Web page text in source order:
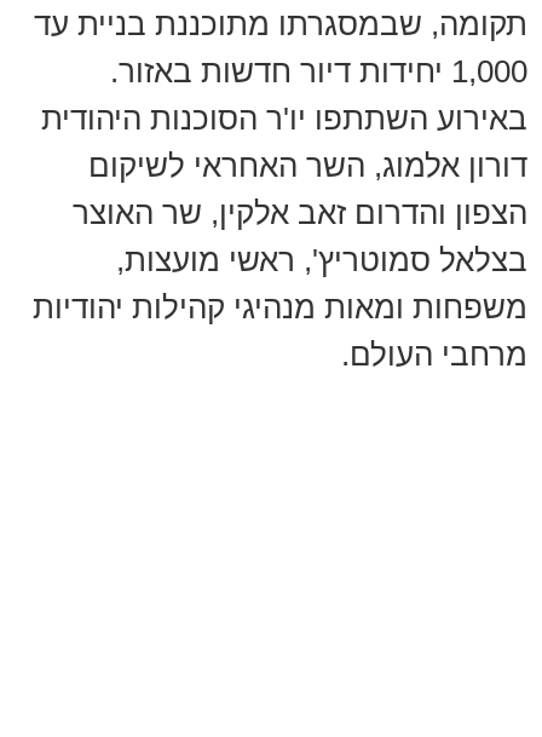
תקומה, שבמסגרתו מתוכננת בניית עד
1,000 יחידות דיור חדשות באזור.
באירוע השתתפו יו'ר הסוכנות היהודית
דורון אלמוג, השר האחראי לשיקום
הצפון והדרום זאב אלקין, שר האוצר
בצלאל סמוטריץ', ראשי מועצות,
משפחות ומאות מנהיגי קהילות יהודיות
מרחבי העולם.